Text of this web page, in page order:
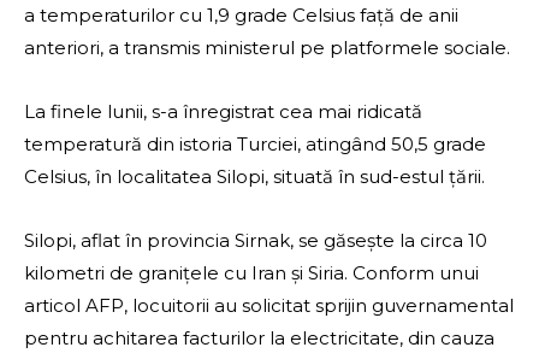
a temperaturilor cu 1,9 grade Celsius față de anii
anteriori, a transmis ministerul pe platformele sociale.
La finele lunii, s-a înregistrat cea mai ridicată
temperatură din istoria Turciei, atingând 50,5 grade
Celsius, în localitatea Silopi, situată în sud-estul țării.
Silopi, aflat în provincia Sirnak, se găsește la circa 10
kilometri de granițele cu Iran și Siria. Conform unui
articol AFP, locuitorii au solicitat sprijin guvernamental
pentru achitarea facturilor la electricitate, din cauza